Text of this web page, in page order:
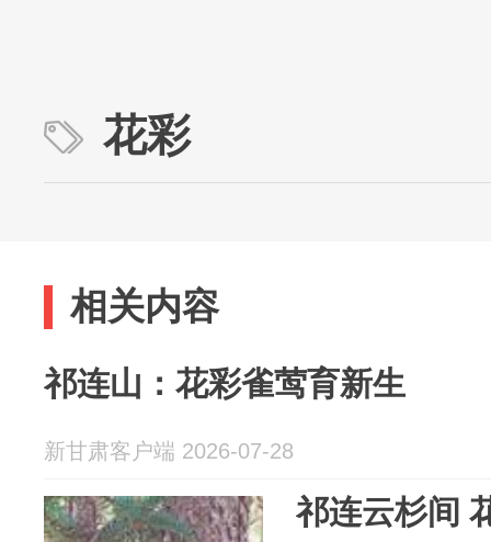
花彩
相关内容
祁连山：花彩雀莺育新生
新甘肃客户端 2026-07-28
祁连云杉间